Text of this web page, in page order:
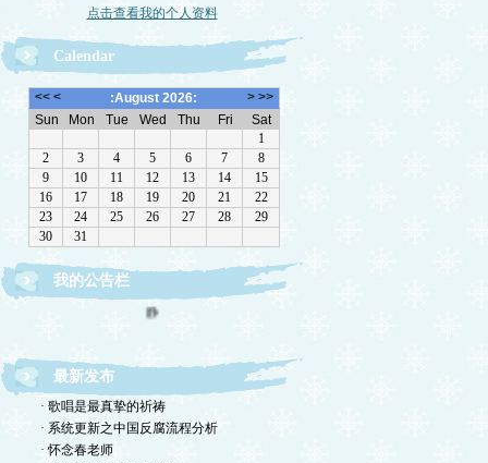
点击查看我的个人资料
Calendar
我的公告栏
静
最新发布
· 歌唱是最真挚的祈祷
· 系统更新之中国反腐流程分析
· 怀念春老师